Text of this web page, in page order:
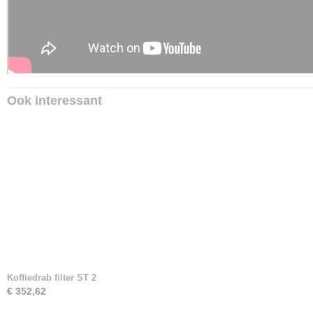
Ook interessant
Koffiedrab filter ST 2
€ 352,62